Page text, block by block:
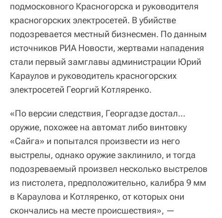
подмосковного Красногорска и руководителя
красногорских электросетей. В убийстве
подозревается местный бизнесмен. По данным
источников РИА Новости, жертвами нападения
стали первый замглавы администрации Юрий
Караулов и руководитель красногорских
электросетей Георгий Котляренко.
«По версии следствия, Георгадзе достал…
оружие, похожее на автомат либо винтовку
«Сайга» и попытался произвести из него
выстрелы, однако оружие заклинило, и тогда
подозреваемый произвел несколько выстрелов
из пистолета, предположительно, калибра 9 мм
в Караулова и Котляренко, от которых они
скончались на месте происшествия», —